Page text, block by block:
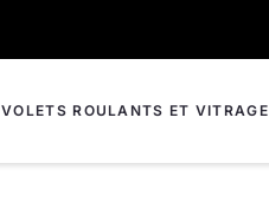
VOLETS ROULANTS ET VITRAGE